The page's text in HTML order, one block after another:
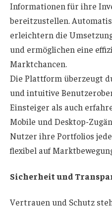
Informationen für ihre
bereitzustellen.
erleichtern die
und ermöglichen eine
Marktchancen.
Die Plattform überzeugt
und intuitive
Einsteiger als auch
Mobile und Desktop-
Nutzer ihre Portfolios
flexibel auf
Sicherheit und
Vertrauen und Schutz